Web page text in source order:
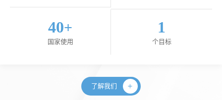
40+
国家使用
1
个目标
了解我们